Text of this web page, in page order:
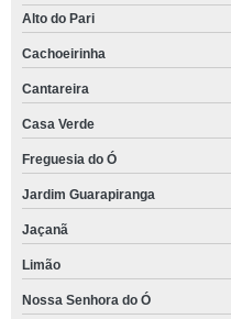
Alto do Pari
Cachoeirinha
Cantareira
Casa Verde
Freguesia do Ó
Jardim Guarapiranga
Jaçanã
Limão
Nossa Senhora do Ó